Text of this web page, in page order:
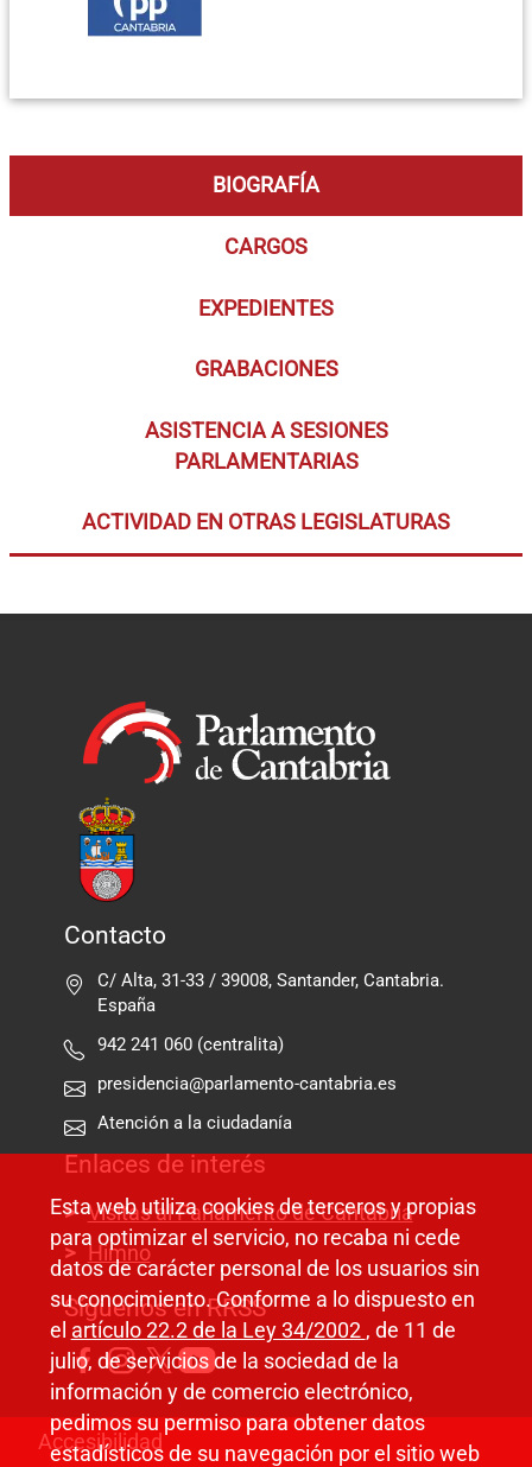
BIOGRAFÍA
CARGOS
EXPEDIENTES
GRABACIONES
ASISTENCIA A SESIONES
PARLAMENTARIAS
ACTIVIDAD EN OTRAS LEGISLATURAS
Contacto
C/ Alta, 31-33 / 39008, Santander, Cantabria.
España
942 241 060 (centralita)
presidencia@parlamento-cantabria.es
Atención a la ciudadanía
Enlaces de interés
Visitas al Parlamento de Cantabria
Himno
Síguenos en RRSS
Pie de página
Accesibilidad
Esta web utiliza cookies de terceros y propias
para optimizar el servicio, no recaba ni cede
datos de carácter personal de los usuarios sin
su conocimiento. Conforme a lo dispuesto en
el artículo 22.2 de la Ley 34/2002 , de 11 de
julio, de servicios de la sociedad de la
información y de comercio electrónico,
pedimos su permiso para obtener datos
estadísticos de su navegación por el sitio web